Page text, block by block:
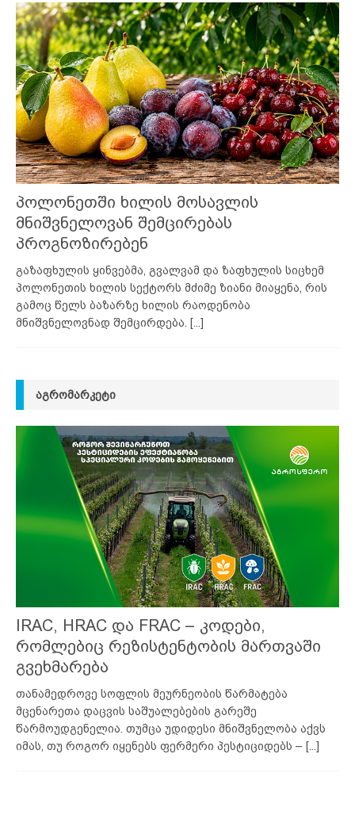
პოლონეთში ხილის მოსავლის
მნიშვნელოვან შემცირებას
პროგნოზირებენ
გაზაფხულის ყინვებმა, გვალვამ და ზაფხულის სიცხემ
პოლონეთის ხილის სექტორს მძიმე ზიანი მიაყენა, რის
გამოც წელს ბაზარზე ხილის რაოდენობა
მნიშვნელოვნად შემცირდება.
[...]
ᲐᲒᲠᲝᲛᲐᲠᲙᲔᲢᲘ
IRAC, HRAC და FRAC – კოდები,
რომლებიც რეზისტენტობის მართვაში
გვეხმარება
თანამედროვე სოფლის მეურნეობის წარმატება
მცენარეთა დაცვის საშუალებების გარეშე
წარმოუდგენელია. თუმცა უდიდესი მნიშვნელობა აქვს
იმას, თუ როგორ იყენებს ფერმერი პესტიციდებს – [...]